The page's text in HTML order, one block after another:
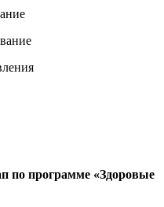
«Здоровые